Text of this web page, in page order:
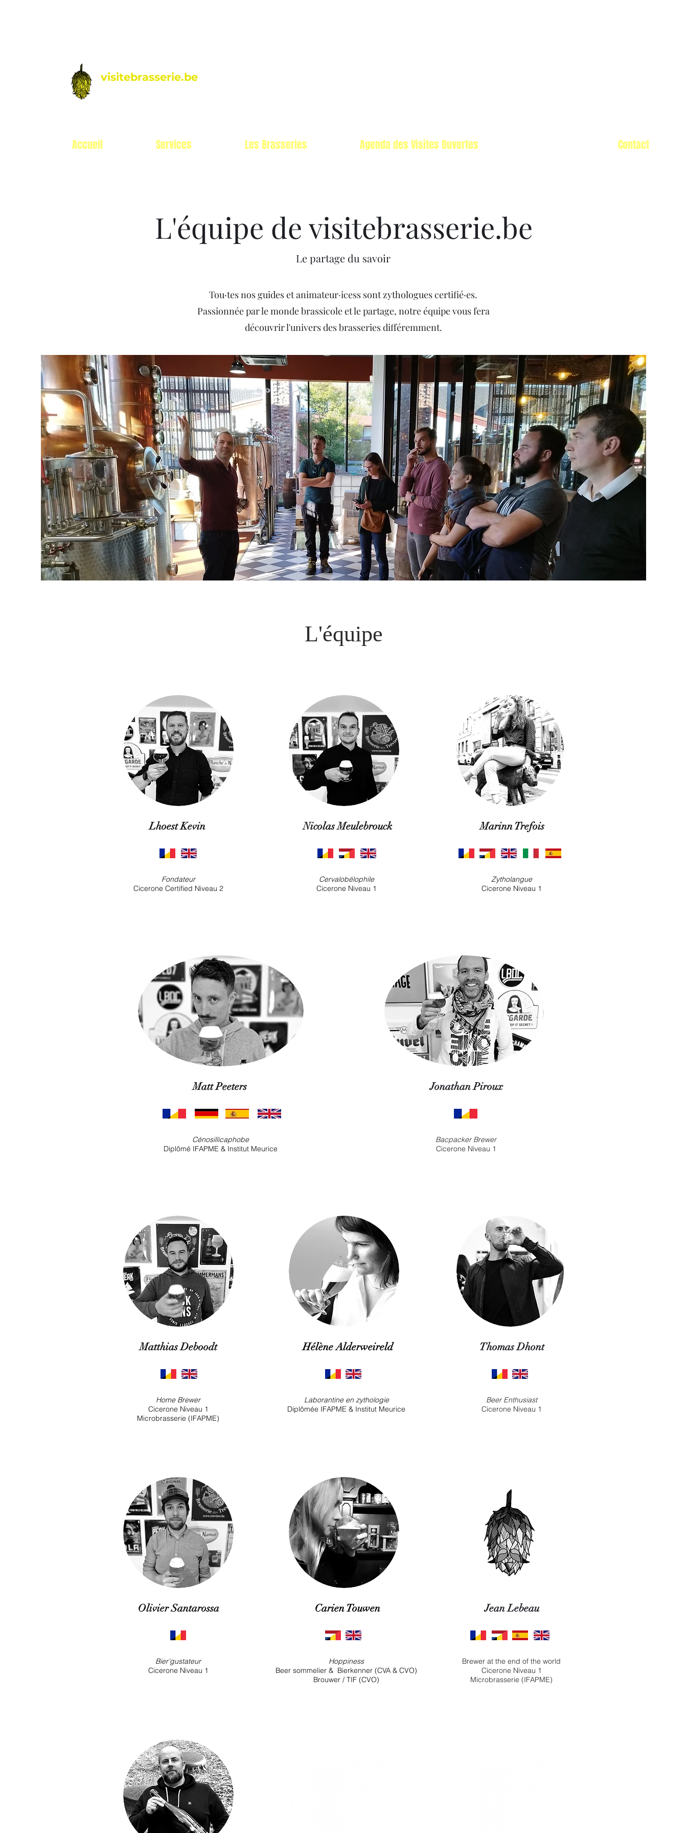
visitebrasserie.be
Accueil Services Les Brasseries Agenda des Visites Ouvertes Contact
L'équipe de visitebrasserie.be
Le partage du savoir
Tou·tes nos guides et animateur·icess sont zythologues certifié·es.
Passionnée par le monde brassicole et le partage, notre équipe vous fera
découvrir l'univers des brasseries différemment.
L'équipe
Lhoest Kevin
Fondateur
Cicerone Certified Niveau 2
Nicolas Meulebrouck
Cervalobélophile
Cicerone Niveau 1
Marinn Trefois
Zytholangue
Cicerone Niveau 1
Matt Peeters
Cénosillicaphobe
Diplômé IFAPME & Institut Meurice
Jonathan Piroux
Bacpacker Brewer
Cicerone Niveau 1
Matthias Deboodt
Home Brewer
Cicerone Niveau 1
Microbrasserie (IFAPME)
Hélène Alderweireld
Laborantine en zythologie
Diplômée IFAPME & Institut Meurice
Thomas Dhont
Beer Enthusiast
Cicerone Niveau 1
Olivier Santarossa
Bier'gustateur
Cicerone Niveau 1
Carien Touwen
Hoppiness
Beer sommelier & Bierkenner (CVA & CVO)
Brouwer / TIF (CVO)
Jean Lebeau
Brewer at the end of the world
Cicerone Niveau 1
Microbrasserie (IFAPME)